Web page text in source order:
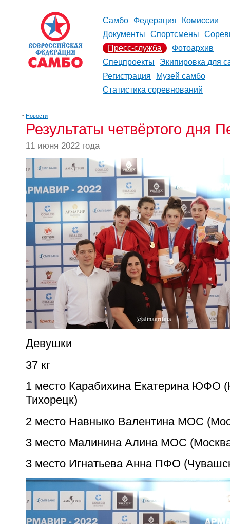
Самбо Федерация
Комиссии
Документы
Спортсмены
Пресс-служба
Фотоархив
Спецпроекты
Экипировка для
Регистрация
Музей самбо
Статистика соревнований
↑ Новости
Результаты четвёртого дня
11 июня 2022 года
Девушки
37 кг
1 место Карабихина Екатерина ЮФО
Тихорецк)
2 место Навныко Валентина МОС
3 место Малинина Алина МОС
3 место Игнатьева Анна ПФО